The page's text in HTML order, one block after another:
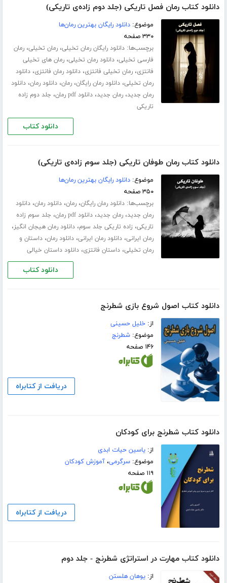
دانلود کتاب رمان فصل تاریکی (جلد دوم زاده‌ی تاریکی)
موضوع:دانلود رایگان بهترین رمان‌ها
۳۳۰ صفحه
برچسب‌ها:دانلود رایگان رمان تخیلی،رمان تخیلی،رمان
فارسی تخیلی،دانلود رمان تخیلی،رمان های تخیلی
فانتزی،رمان تخیلی فانتزی،دانلود رمان فانتزی،دانلود
رمان تخیلی،دانلود رمان رایگان،رمان،دانلود رمان،دانلود
رمان جدید،رمان جدید،دانلود pdf رمان ، جلد دوم زاده
تاریکی
دانلود کتاب
دانلود کتاب رمان طوفان تاریکی (جلد سوم زاده‌ی تاریکی)
موضوع:دانلود رایگان بهترین رمان‌ها
۳۵۰ صفحه
برچسب‌ها:دانلود رمان رایگان،رمان،دانلود رمان،دانلود
رمان جدید،رمان جدید،دانلود pdf رمان ، جلد سوم زاده
تاریکی، زاده تاریکی جلد سوم،دانلود رمان هیجان انگیز،
رمان ایرانی،دانلود رمان ایرانی،دانلود رمان،داستان و
رمان تخیلی،داستان فانتزی،دانلود داستان خیالی
دانلود کتاب
دانلود کتاب اصول شروع بازی شطرنج
از:خلیل حسینی
موضوع:شطرنج
۱۴۶ صفحه
دریافت از کتابراه
دانلود کتاب شطرنج برای کودکان
از:یاسین حیات ابدی
موضوع:سرگرمی،آموزش کودکان
۱۱۹ صفحه
دریافت از کتابراه
دانلود کتاب مهارت در استراتژی شطرنج - جلد دوم
از:یوهان هلستن